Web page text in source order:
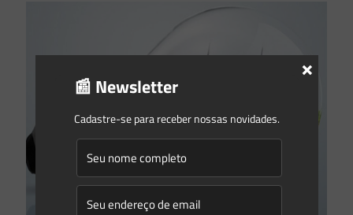
📰 Newsletter
Cadastre-se para receber nossas novidades.
×